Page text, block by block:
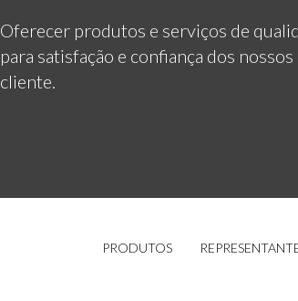
Oferecer produtos e serviços de
para satisfação e confiança dos nossos
cliente.
PRODUTOS